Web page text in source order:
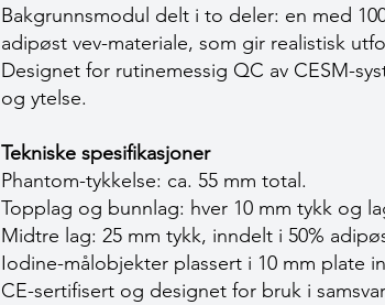
Bakgrunnsmodul delt i to deler: en med
adipøst vev-materiale, som gir realistisk
Designet for rutinemessig QC av CESM-
og ytelse.
Tekniske spesifikasjoner
Phantom-tykkelse: ca. 55 mm total.
Topplag og bunnlag: hver 10 mm tykk og
Midtre lag: 25 mm tykk, inndelt i 50%
Iodine-målobjekter plassert i 10 mm plate
CE-sertifisert og designet for bruk i